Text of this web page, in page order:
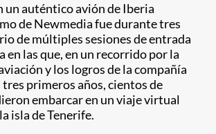
un auténtico avión de Iberia
de Newmedia fue durante tres
de múltiples sesiones de entrada
en las que, en un recorrido por la
y los logros de la compañía
primeros años, cientos de
embarcar en un viaje virtual
isla de Tenerife.